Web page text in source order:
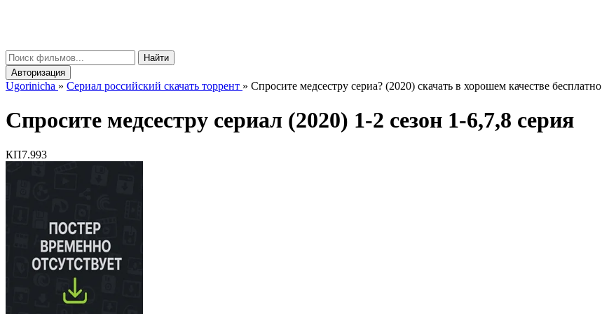
Найти
Авторизация
Ugorinicha » Сериал российский скачать торрент » Спросите медсестру сериа? (2020) скачать в хорошем качестве бесплатно
Спросите медсестру сериал (2020) 1-2 сезон 1-6,7,8 серия
КП7.993